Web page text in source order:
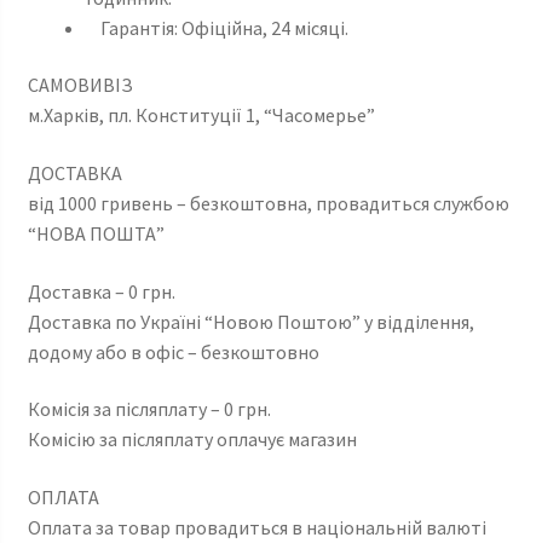
Гарантія: Офіційна, 24 місяці.
САМОВИВІЗ
м.Харків, пл. Конституції 1, “Часомерье”
ДОСТАВКА
від 1000 гривень – безкоштовна, провадиться службою
“НОВА ПОШТА”
Доставка – 0 грн.
Доставка по Україні “Новою Поштою” у відділення,
додому або в офіс – безкоштовно
Комісія за післяплату – 0 грн.
Комісію за післяплату оплачує магазин
ОПЛАТА
Оплата за товар провадиться в національній валюті